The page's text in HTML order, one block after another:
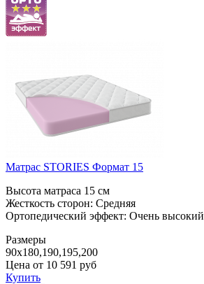
Матрас STORIES Формат 15
Высота матраса 15 см
Жесткость сторон: Средняя
Ортопедический эффект: Очень высокий
Размеры
90x180,190,195,200
Цена от 10 591 руб
Купить